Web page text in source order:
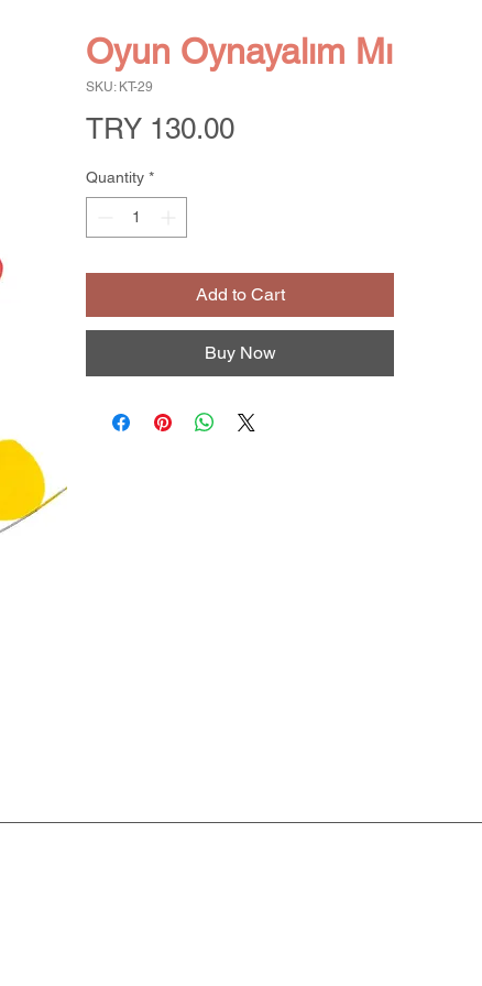
Oyun Oynayalım Mı
SKU: KT-29
TRY 130.00Price
Quantity *
Add to Cart
Buy Now